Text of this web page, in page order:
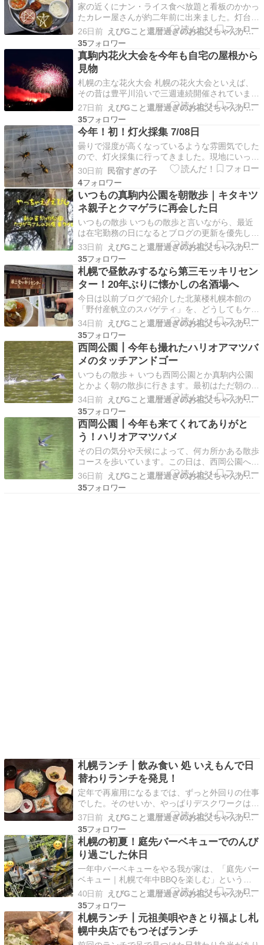
家の近くにナン・ライス食べ放題と看板のかかっ
たカレー屋さんが約二年前に出来ました。灯台下
暗しとでも言いましょうか、家の近くなのに行き
そびれていました。ABCDEFと孫が6人いる我が
家。その中で、この日一緒に昼食を食べることに
なったのは孫Cでした。ナンが大好きだというの
で、「これ…
26日前
えびGこと還暦過ぎのお祖父ちゃんがグルメにアウトドア等を紹介
35
真駒内花火大会を今年も自宅の屋根から
見物
札幌の主な花火大会 札幌の花火大会といえば、
その昔は豊平川沿いで三週連続開催されていまし
た。最近は1回だけになってしまい、昔から札幌
に住む身としては少し寂しく感じています。 若
い頃は、奥さんのケイちゃんと浴衣を着て見に行
ったこともありました。 札幌の3大花火大会・早
見表 開催時…
27日前
えびGこと還暦過ぎのお祖父ちゃんがグルメにアウトドア等を紹介
35
今年！初！灯火採集 7/08日
曇りで湿度が高くなっているような雰囲気でした
ので、灯火採集に行ってきました。現地にいって
から、ライトはシングルでセットしてみました。
ダブルだと明るいけど、飛来数は、そうは変わら
ないのですよ。機材をスタートしてから待つこと
30分！？お？クワガタが飛来してきましたので
アミでゲットして…
30日前
民宿すぎの子
4
いつもの真駒内公園を朝散歩｜キタキツ
ネ親子とクマゲラに再会した日
いつもの散歩 いつもの散歩と言いながら、最近
は在宅勤務の日になるとブログの更新を優先して
しまい、朝の散歩をさぼりがちでした。「今日は
曇ってて、あまりいい写真が撮れないし…」など
と自分に言い訳なんかしたりしていました。とい
うのもあまり歩かない日は眠りが浅いような気が
したからです。…
33日前
えびGこと還暦過ぎのお祖父ちゃんがグルメにアウトドア等を紹介
35
札幌で昼飲みするなら第三モッキリセン
ター！20年ぶりに懐かしの名酒場へ
今日は以前ブログで紹介した北菓楼札幌本館の
「野付産帆立のスパゲティ」を、どうしてもケイ
ちゃんに食べてもらいたくて向かいました。しか
し、お店に着いて何名かお客さまが待っていたの
で名簿に名前を書いて順番を待っていたら、な、
なんと私たちの一つ前でフードメニューが完売し
てしましました。…
34日前
えびGこと還暦過ぎのお祖父ちゃんがグルメにアウトドア等を紹介
35
西岡公園┃今年も撮れたハリオアマツバ
メのタッチアンドゴー
いつもの散歩＋ いつも西岡公園とか真駒内公園
とかよく朝の散歩に行きます。最初はただ朝の
清々しい空気を吸って気持ちがリフレッシュされ
るのを楽しんでいました。なんの予備知識も持た
ず季節季節で出会う小動物に感動してカメラをも
って行くようになりました。一年が過ぎると季節
によっての出会い…
34日前
えびGこと還暦過ぎのお祖父ちゃんがグルメにアウトドア等を紹介
35
西岡公園┃今年も来てくれてありがと
う！ハリオアマツバメ
その日の気分や天候によって、何カ所かある散歩
コースを歩いています。この日は、西岡公園へ行
ってみました。 朝の散歩 西岡公園の朝の散歩も
ライフワークです。自宅から歩いて行けるところ
に、こんな自然豊かな場所があるのだからもった
36日前
えびGこと還暦過ぎのお祖父ちゃんがグルメにアウトドア等を紹介
35
札幌ランチ┃飲み食い 処 いえもんで日
替わりランチを発見！
定年で再雇用になるまでは、ずっと外回りの仕事
でした。そのせいか、やっぱりデスクワークは性
に合っていないみたいです。今日のように晴れた
気持ちのいい日は、お昼休みになると、あてもな
く外へ出かけたくなります。最近はネットではな
く、自分の足で見つけたランチのお店が続いてい
るので、「今日…
37日前
えびGこと還暦過ぎのお祖父ちゃんがグルメにアウトドア等を紹介
35
札幌の初夏！庭先バーベキューでのんび
り過ごした休日
一年中バーベキューをやる我が家は、「庭先バー
ベキュー｜札幌で年中BBQを楽しむ」というカ
テゴリーまで作っています。とはいえ、昨年から
今年の冬は酷寒の中でのバーベキューはお休み。
かまくらも作らず、少しだけ冬眠していました。
孫たちも中学生、小学生と大きくなり、それぞれ
忙しくなってき…
40日前
えびGこと還暦過ぎのお祖父ちゃんがグルメにアウトドア等を紹介
35
札幌ランチ┃元祖美唄やきとり福よし札
幌中央店でもつそばランチ